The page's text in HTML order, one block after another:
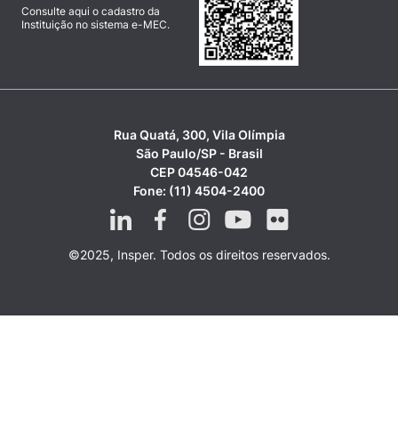
Consulte aqui o cadastro da
Instituição no sistema e-MEC.
Rua Quatá, 300, Vila Olímpia
São Paulo/SP - Brasil
CEP 04546-042
Fone: (11) 4504-2400
©2025, Insper. Todos os direitos reservados.